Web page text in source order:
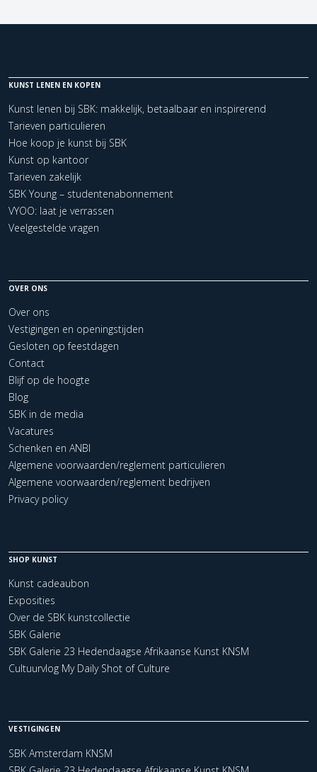
KUNST LENEN EN KOPEN
Kunst lenen bij SBK: makkelijk, betaalbaar en inspirerend
Tarieven particulieren
Hoe koop je kunst bij SBK
Kunst op kantoor
Tarieven zakelijk
SBK Young – studentenabonnement
VYOO: laat je verrassen
Veelgestelde vragen
OVER ONS
Over ons
Vestigingen en openingstijden
Gesloten op feestdagen
Contact
Blijf op de hoogte
Blog
SBK in de media
Vacatures
Schenken en ANBI
Algemene voorwaarden/reglement particulieren
Algemene voorwaarden/reglement bedrijven
Privacy policy
SHOP KUNST
Kunst cadeaubon
Exposities
Over de SBK kunstcollectie
SBK Galerie
SBK Galerie 23 Hedendaagse Afrikaanse Kunst KNSM
Cultuurvlog My Daily Shot of Culture
VESTIGINGEN
SBK Amsterdam KNSM